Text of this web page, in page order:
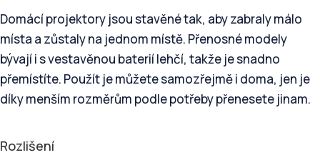
Domácí projektory jsou stavěné tak, aby zabraly málo
místa a zůstaly na jednom místě. Přenosné modely
bývají i s vestavěnou baterií lehčí, takže je snadno
přemístíte. Použít je můžete samozřejmě i doma, jen je
díky menším rozměrům podle potřeby přenesete jinam.
Rozlišení